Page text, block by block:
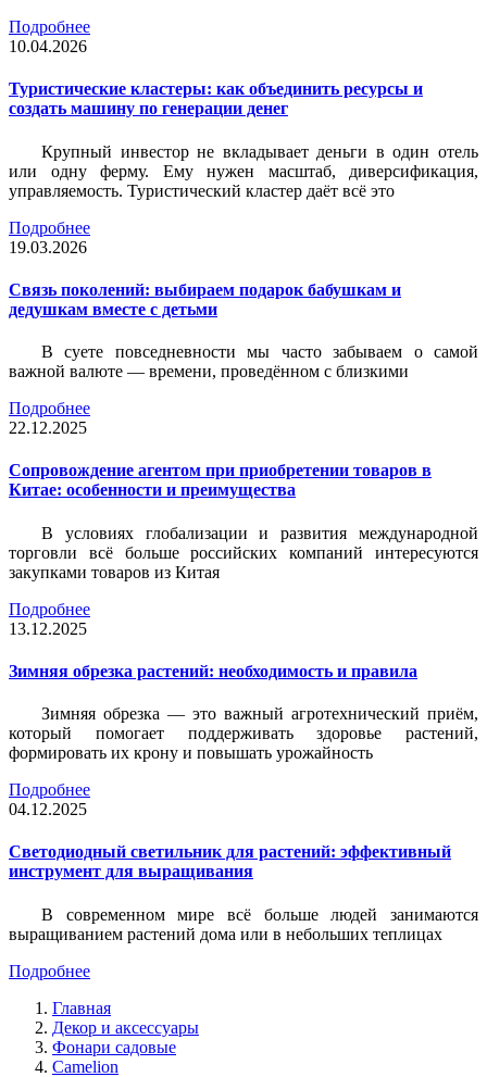
Подробнее
10.04.2026
Туристические кластеры: как объединить ресурсы и
создать машину по генерации денег
Крупный инвестор не вкладывает деньги в один отель
или одну ферму. Ему нужен масштаб, диверсификация,
управляемость. Туристический кластер даёт всё это
Подробнее
19.03.2026
Связь поколений: выбираем подарок бабушкам и
дедушкам вместе с детьми
В суете повседневности мы часто забываем о самой
важной валюте — времени, проведённом с близкими
Подробнее
22.12.2025
Сопровождение агентом при приобретении товаров в
Китае: особенности и преимущества
В условиях глобализации и развития международной
торговли всё больше российских компаний интересуются
закупками товаров из Китая
Подробнее
13.12.2025
Зимняя обрезка растений: необходимость и правила
Зимняя обрезка — это важный агротехнический приём,
который помогает поддерживать здоровье растений,
формировать их крону и повышать урожайность
Подробнее
04.12.2025
Светодиодный светильник для растений: эффективный
инструмент для выращивания
В современном мире всё больше людей занимаются
выращиванием растений дома или в небольших теплицах
Подробнее
Главная
Декор и аксессуары
Фонари садовые
Camelion